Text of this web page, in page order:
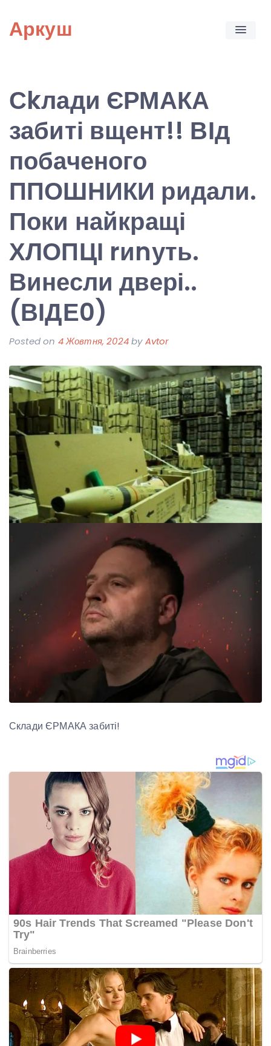
content
Аркуш
Сkлади ЄРМАКА
забиті вщент!! ВІд
побаченого
ППОШНИКИ ридали.
Поки найкращі
ХЛОПЦІ rиnуть.
Винесли двері..
(ВІДЕ0)
Posted on 4 Жовтня, 2024byAvtor
Склади ЄРМАКА забиті!